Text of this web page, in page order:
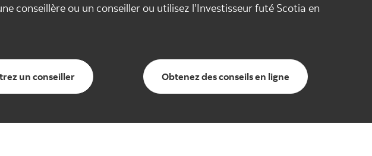
conseillère ou un conseiller ou utilisez l’Investisseur futé Scotia en
un conseiller Obtenez des conseils en ligne